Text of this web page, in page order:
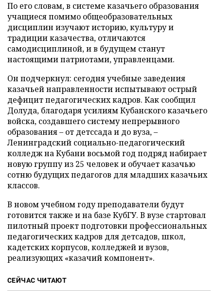
По его словам, в системе казачьего образования
учащиеся помимо общеобразовательных
дисциплин изучают историю, культуру и
традиции казачества, отличаются
самодисциплиной, и в будущем станут
настоящими патриотами, управленцами.
Он подчеркнул: сегодня учебные заведения
казачьей направленности испытывают острый
дефицит педагогических кадров. Как сообщил
Долуда, благодаря усилиям Кубанского казачьего
войска, создавшего систему непрерывного
образования – от детссада и до вуза, –
Ленинградский социально-педагогический
колледж на Кубани восьмой год подряд набирает
новую группу из 25 человек и обучает казачью
сотню будущих педагогов для младших казачьих
классов.
В новом учебном году преподаватели будут
готовится также и на базе КубГУ. В вузе стартовал
пилотный проект подготовки профессиональных
педагогических кадров для детсадов, школ,
кадетских корпусов, колледжей и вузов,
реализующих «казачий компонент».
СЕЙЧАС ЧИТАЮТ